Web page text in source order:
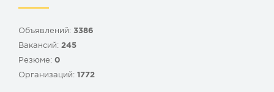
Объявлений: 3386
Вакансий: 245
Резюме: 0
Организаций: 1772